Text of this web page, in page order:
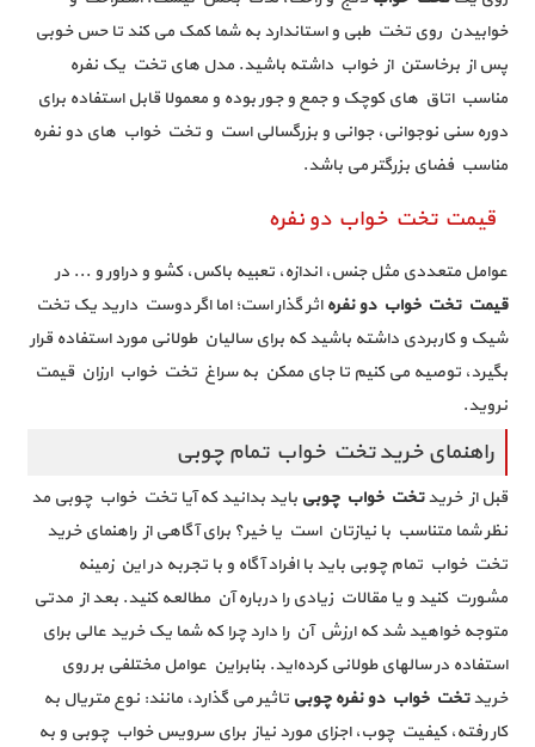
خوابیدن روی تخت طبی و استاندارد به شما کمک می ‌کند تا حس خوبی
پس از برخاستن از خواب داشته باشید. مدل‌ های تخت یک نفره
مناسب اتاق‌ های کوچک و جمع و جور بوده و معمولا قابل استفاده برای
دوره سنی نوجوانی، جوانی و بزرگسالی است و تخت خواب های دو نفره
مناسب فضای بزرگتر می باشد.
قیمت تخت خواب دو نفره
عوامل متعددی مثل جنس، اندازه، تعبیه باکس، کشو و دراور و ... در
قیمت تخت خواب دو نفرهاثر گذار است؛ اما اگر دوست دارید یک تخت
شیک و کاربردی داشته باشید که برای سالیان طولانی مورد استفاده قرار
بگیرد، توصیه می ‌کنیم تا جای ممکن به سراغ تخت خواب ارزان قیمت
نروید.
راهنمای خرید تخت خواب تمام چوبی
قبل از خریدتخت خواب چوبی باید بدانید که آیا تخت خواب چوبی مد
نظر شما متناسب با نیازتان است یا خیر؟ برای آگاهی از راهنمای خرید
تخت خواب تمام چوبی باید با افراد آگاه و با تجربه در این زمینه
مشورت کنید و یا مقالات زیادی را درباره آن مطالعه کنید. بعد از مدتی
متوجه خواهید شد که ارزش آن را دارد چرا که شما یک خرید عالی برای
استفاده در سالهای طولانی کرده‌اید. بنابراین عوامل مختلفی بر روی
خریدتخت خواب دو نفره چوبی تاثیر می گذارد، مانند: نوع متریال به
کار رفته، کیفیت چوب، اجزای مورد نیاز برای سرویس خواب چوبی و به